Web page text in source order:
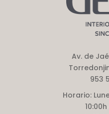
Av. de
953
Horario: